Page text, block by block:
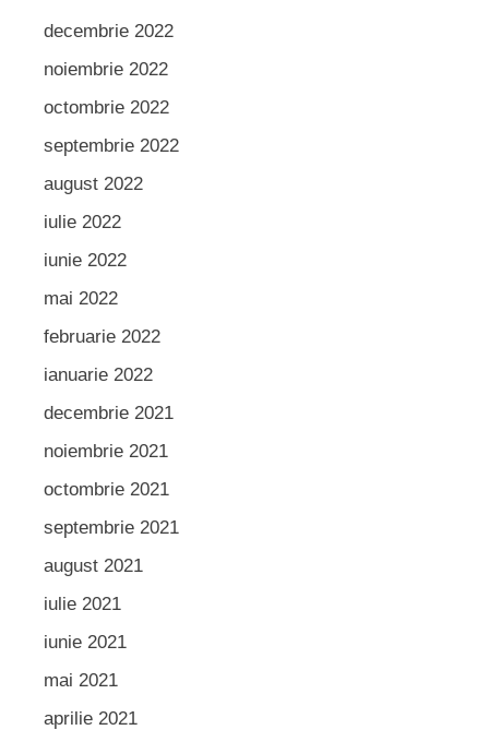
decembrie 2022
noiembrie 2022
octombrie 2022
septembrie 2022
august 2022
iulie 2022
iunie 2022
mai 2022
februarie 2022
ianuarie 2022
decembrie 2021
noiembrie 2021
octombrie 2021
septembrie 2021
august 2021
iulie 2021
iunie 2021
mai 2021
aprilie 2021